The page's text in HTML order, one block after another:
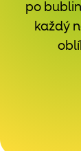
po
každý